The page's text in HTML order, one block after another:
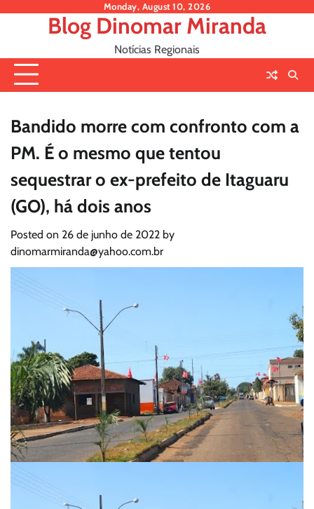
Monday, August 10, 2026
Blog Dinomar Miranda
Notícias Regionais
Bandido morre com confronto com a
PM. É o mesmo que tentou
sequestrar o ex-prefeito de Itaguaru
(GO), há dois anos
Posted on 26 de junho de 2022 by
dinomarmiranda@yahoo.com.br